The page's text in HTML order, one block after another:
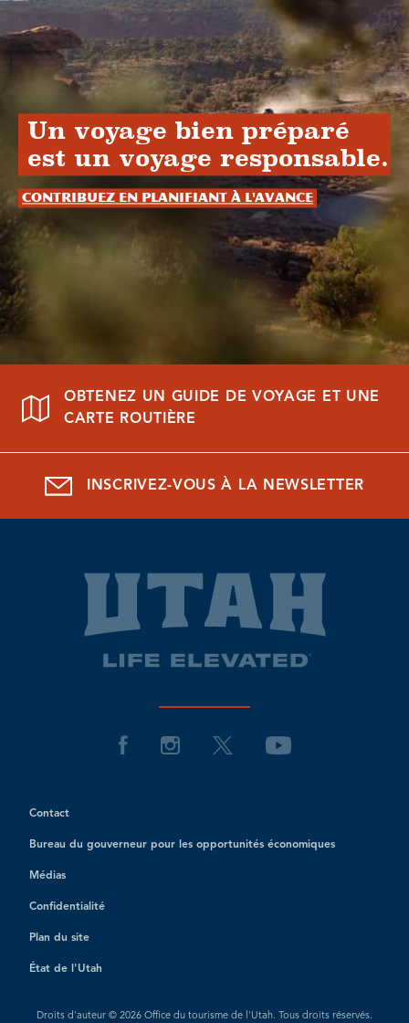
Un voyage bien préparé
est un voyage responsable.
Contribuez en planifiant à l'avance
OBTENEZ UN GUIDE DE VOYAGE ET UNE
CARTE ROUTIÈRE
INSCRIVEZ-VOUS À LA NEWSLETTER
Contact
Bureau du gouverneur pour les opportunités économiques
Médias
Confidentialité
Plan du site
État de l'Utah
Droits d'auteur © 2026 Office du tourisme de l'Utah. Tous droits réservés.